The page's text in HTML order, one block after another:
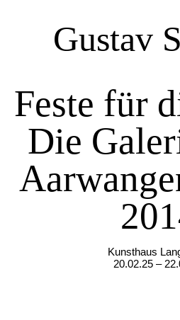
Gustav
Feste für
Die
Kunsthaus
20.02.25 –